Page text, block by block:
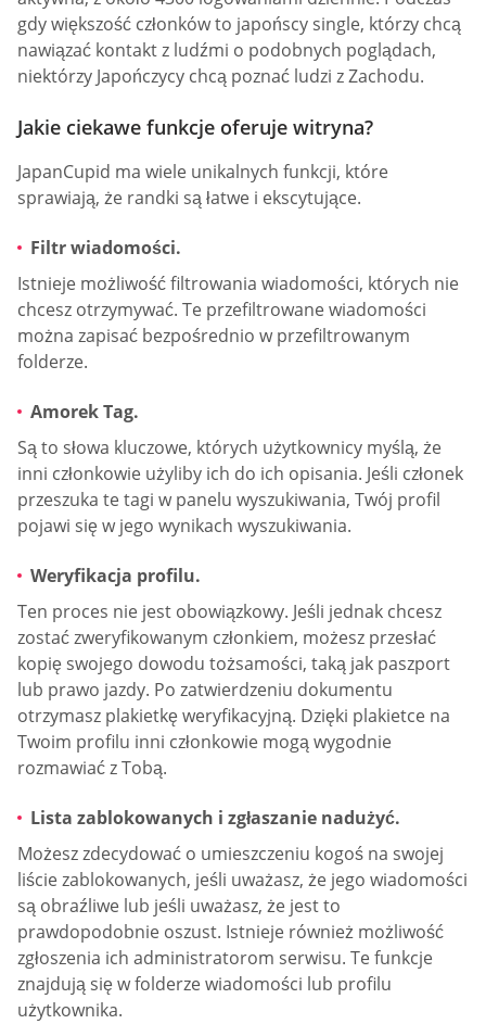
gdy większość członków to japońscy single, którzy chcą
nawiązać kontakt z ludźmi o podobnych poglądach,
niektórzy Japończycy chcą poznać ludzi z Zachodu.
Jakie ciekawe funkcje oferuje witryna?
JapanCupid ma wiele unikalnych funkcji, które
sprawiają, że randki są łatwe i ekscytujące.
Filtr wiadomości.
Istnieje możliwość filtrowania wiadomości, których nie
chcesz otrzymywać. Te przefiltrowane wiadomości
można zapisać bezpośrednio w przefiltrowanym
folderze.
Amorek Tag.
Są to słowa kluczowe, których użytkownicy myślą, że
inni członkowie użyliby ich do ich opisania. Jeśli członek
przeszuka te tagi w panelu wyszukiwania, Twój profil
pojawi się w jego wynikach wyszukiwania.
Weryfikacja profilu.
Ten proces nie jest obowiązkowy. Jeśli jednak chcesz
zostać zweryfikowanym członkiem, możesz przesłać
kopię swojego dowodu tożsamości, taką jak paszport
lub prawo jazdy. Po zatwierdzeniu dokumentu
otrzymasz plakietkę weryfikacyjną. Dzięki plakietce na
Twoim profilu inni członkowie mogą wygodnie
rozmawiać z Tobą.
Lista zablokowanych i zgłaszanie nadużyć.
Możesz zdecydować o umieszczeniu kogoś na swojej
liście zablokowanych, jeśli uważasz, że jego wiadomości
są obraźliwe lub jeśli uważasz, że jest to
prawdopodobnie oszust. Istnieje również możliwość
zgłoszenia ich administratorom serwisu. Te funkcje
znajdują się w folderze wiadomości lub profilu
użytkownika.